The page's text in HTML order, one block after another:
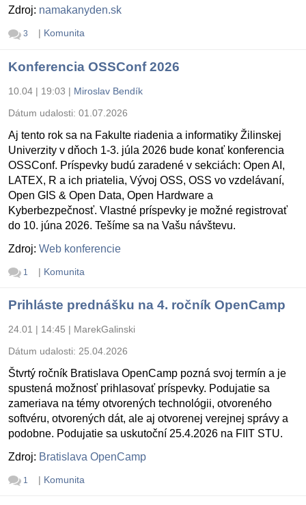
Zdroj: namakanyden.sk
3 | Komunita
Konferencia OSSConf 2026
10.04 | 19:03 | Miroslav Bendík
Dátum udalosti: 01.07.2026
Aj tento rok sa na Fakulte riadenia a informatiky Žilinskej
Univerzity v dňoch 1-3. júla 2026 bude konať konferencia
OSSConf. Príspevky budú zaradené v sekciách: Open AI,
LATEX, R a ich priatelia, Vývoj OSS, OSS vo vzdelávaní,
Open GIS & Open Data, Open Hardware a
Kyberbezpečnosť. Vlastné príspevky je možné registrovať
do 10. júna 2026. Tešíme sa na Vašu návštevu.
Zdroj: Web konferencie
1 | Komunita
Prihláste prednášku na 4. ročník OpenCamp
24.01 | 14:45 | MarekGalinski
Dátum udalosti: 25.04.2026
Štvrtý ročník Bratislava OpenCamp pozná svoj termín a je
spustená možnosť prihlasovať príspevky. Podujatie sa
zameriava na témy otvorených technológii, otvoreného
softvéru, otvorených dát, ale aj otvorenej verejnej správy a
podobne. Podujatie sa uskutoční 25.4.2026 na FIIT STU.
Zdroj: Bratislava OpenCamp
1 | Komunita